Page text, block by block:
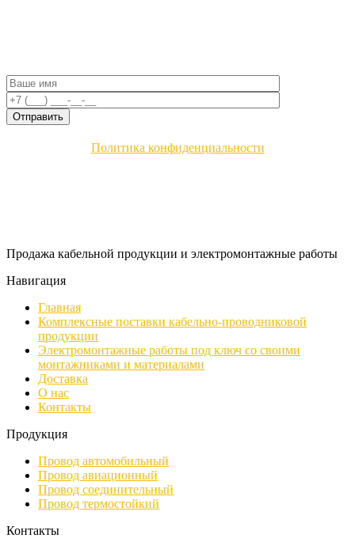
Политика конфиденциальности
Продажа кабельной продукции и электромонтажные работы
Навигация
Главная
Комплексные поставки кабельно-проводниковой
продукции
Электромонтажные работы под ключ со своими
монтажниками и материалами
Доставка
О нас
Контакты
Продукция
Провод автомобильный
Провод авиационный
Провод соединительный
Провод термостойкий
Контакты